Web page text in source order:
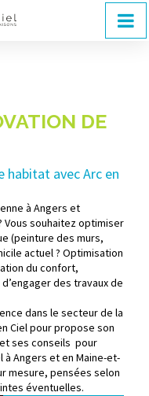
DE
habitat avec Arc en
à Angers et
Vous souhaitez optimiser
(peinture des murs,
actuel ? Optimisation
du confort,
des travaux de
dans le secteur de la
Ciel pour propose son
ses conseils pour
à Angers et en Maine-et-
mesure, pensées selon
éventuelles.